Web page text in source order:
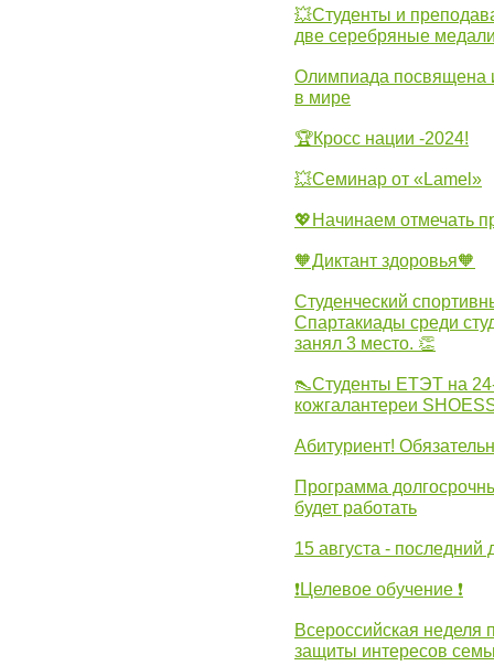
💥Студенты и
две серебряные
Олимпиада посвящена
в мире
🏆Кросс нации -2024!
💥Семинар от «Lamel»
💖Начинаем отмечать
🧡Диктант здоровья🧡
Студенческий
Спартакиады среди
занял 3 место. 👏
👠Студенты ЕТЭТ на
кожгалантереи
Абитуриент!
Программа
будет работать
15 августа - последний
❗Целевое обучение ❗
Всероссийская
защиты интересов